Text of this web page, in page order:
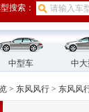
搜索：
中型车 中
> 东风风行 > 东风风